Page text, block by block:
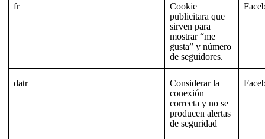
fr
Cookie
publicitara que
sirven para
mostrar “me
gusta” y número
de seguidores.
datr
Considerar la
conexión
correcta y no se
producen alertas
de seguridad